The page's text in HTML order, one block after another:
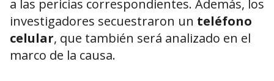
a las pericias correspondientes. Además, los
investigadores secuestraron un teléfono
celular, que también será analizado en el
marco de la causa.